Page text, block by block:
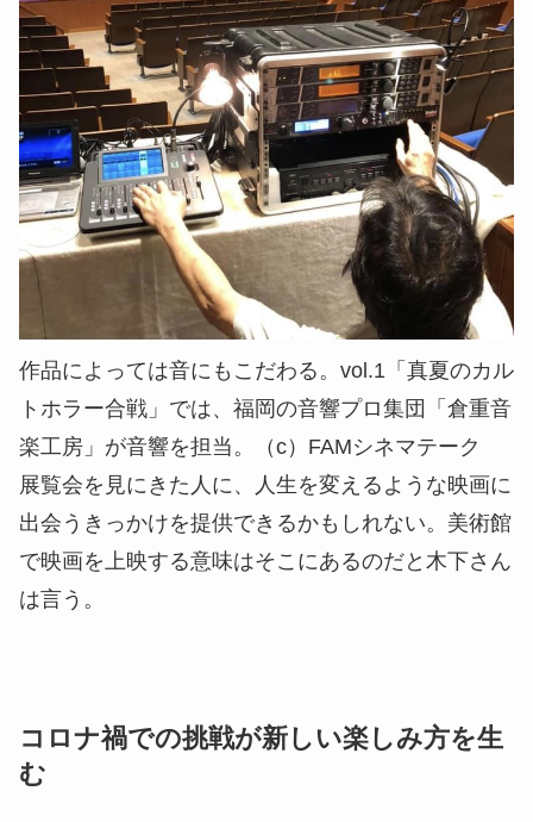
作品によっては音にもこだわる。vol.1「真夏のカル
トホラー合戦」では、福岡の音響プロ集団「倉重音
楽工房」が音響を担当。（c）FAMシネマテーク
展覧会を見にきた人に、人生を変えるような映画に
出会うきっかけを提供できるかもしれない。美術館
で映画を上映する意味はそこにあるのだと木下さん
は言う。
コロナ禍での挑戦が新しい楽しみ方を生
む